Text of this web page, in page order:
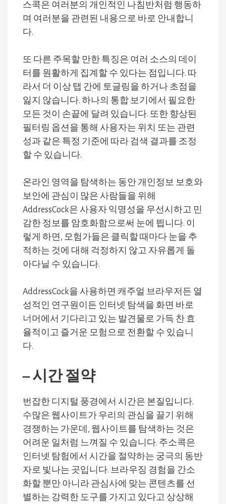
스콕은 여러분의 개인적인 나침반처럼 행동하
며 여러분을 관련된 내용으로 바로 안내합니
다.
또 다른 주목할 만한 특징은 여러 소스의 데이
터를 원활하게 집계할 수 있다는 점입니다. 따
라서 더 이상 탭 간에 토글링을 하거나 초점을
잃지 않습니다. 하나의 통합 보기에서 필요한
모든 것이 손끝에 달려 있습니다. 또한 향상된
필터링 옵션을 통해 사용자는 위치 또는 관련
성과 같은 특정 기준에 따라 검색 결과를 조정
할 수 있습니다.
온라인 영역을 탐색하는 동안 개인정보 보호와
보안에 관심이 많은 사람들을 위해
AddressCock은 사용자 익명성을 우선시하고 민
감한 정보를 암호화함으로써 눈에 띕니다. 이
렇게 하면, 모험가들은 클릭할 때마다 눈을 추
적하는 것에 대해 걱정하지 않고 자유롭게 돌
아다닐 수 있습니다.
AddressCock을 사용하면 캐주얼 브라우저든 열
성적인 연구원이든 인터넷 탐색을 화면 바로
너머에서 기다리고 있는 발견물로 가득 찬 효
율적이고 즐거운 모험으로 전환할 수 있습니
다.
– 시간 절약
번잡한 디지털 풍경에서 시간은 본질입니다.
수많은 웹사이트가 우리의 관심을 끌기 위해
경쟁하는 가운데, 웹사이트를 탐색하는 것은
어려운 일처럼 느껴질 수 있습니다. 주소콕은
인터넷 탐험에서 시간을 절약하는 궁극의 동반
자로 빛나는 곳입니다. 브라우징 경험을 간소
화할 뿐만 아니라 관심사에 맞는 콘텐츠를 선
별하는 강력한 도구를 가지고 있다고 상상해